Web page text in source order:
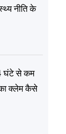
नीति के
घंटे से कम
का क्लेम कैसे